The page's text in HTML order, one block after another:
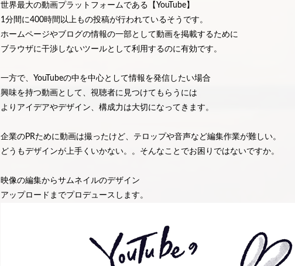
世界最大の動画プラットフォームである【YouTube】
1分間に400時間以上もの投稿が行われているそうです。
ホームページやブログの情報の一部として動画を掲載するために
ブラウザに干渉しないツールとして利用するのに有効です。
一方で、YouTubeの中を中心として情報を発信したい場合
興味を持つ動画として、視聴者に見つけてもらうには
よりアイデアやデザイン、構成力は大切になってきます。
企業のPRために動画は撮ったけど、テロップや音声など編集作業が難しい。
どうもデザインが上手くいかない。。そんなことでお困りではないですか。
映像の編集からサムネイルのデザイン
アップロードまでプロデュースします。